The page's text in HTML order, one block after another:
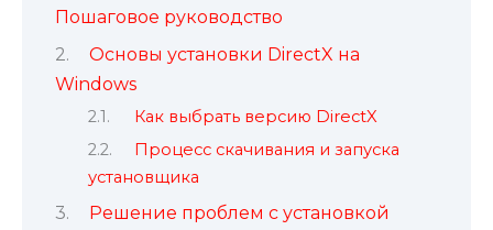
Пошаговое руководство
Основы установки DirectX на
Windows
Как выбрать версию DirectX
Процесс скачивания и запуска
установщика
Решение проблем с установкой